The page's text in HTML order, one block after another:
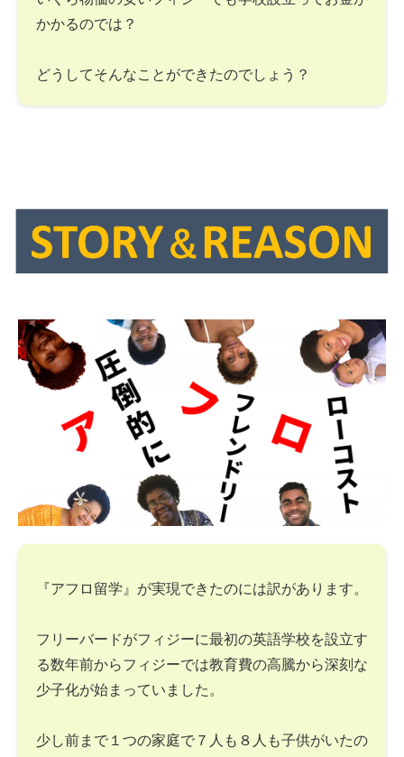
かかるのでは？
どうしてそんなことができたのでしょう？
『アフロ留学』が実現できたのには訳があります。
フリーバードがフィジーに最初の英語学校を設立す
る数年前からフィジーでは教育費の高騰から深刻な
少子化が始まっていました。
少し前まで１つの家庭で７人も８人も子供がいたの